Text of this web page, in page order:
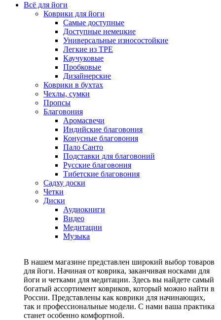
Всё для йоги
Коврики для йоги
Самые доступные
Доступные немецкие
Универсальные износостойкие
Легкие из TPE
Каучуковые
Пробковые
Дизайнерские
Коврики в бухтах
Чехлы, сумки
Пропсы
Благовония
Аромасвечи
Индийские благовония
Конусные благовония
Пало Санто
Подставки для благовоний
Русские благовония
Тибетские благовония
Садху доски
Четки
Диски
Аудиокниги
Видео
Медитации
Музыка
В нашем магазине представлен широкий выбор товаров
для йоги. Начиная от коврика, заканчивая носками для
йоги и четками для медитации. Здесь вы найдете самый
богатый ассортимент ковриков, который можно найти в
России. Представлены как коврики для начинающих,
так и профессиональные модели. С нами ваша практика
станет особенно комфортной.